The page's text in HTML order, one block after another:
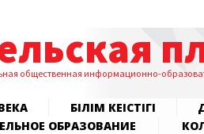
общественная информационно-
БІЛІМ КЕҢІСТІГІ
ОБРАЗОВАНИЕ